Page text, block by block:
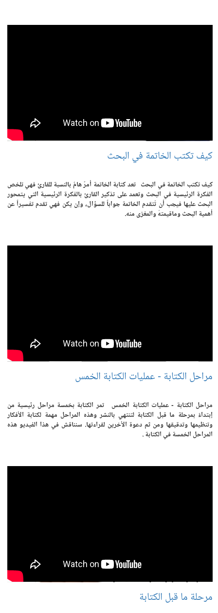
كيف تكتب الخاتمة في البحث
كيف تكتب الخاتمة في البحث تعد كتابة الخاتمة أمرٌ هامٌ بالنسبة للقارئ فهي تلخص
الفكرة الرئيسية في البحث وتعمد على تذكير القارئ بالفكرة الرئيسية التي يتمحور
البحث عليها فيجب أن تُتقدم الخاتمة جواباً للسؤال، وإن يكن فهي تقدم تفسيراً عن
أهمية البحث وماقيمتهُ والمغزى منه.
مراحل الكتابة - عمليات الكتابة الخمس
مراحل الكتابة - عمليات الكتابة الخمس تمر الكتابة بخمسة مراحل رئيسية من
إبتداءً بمرحلة ما قبل الكتابة لتنتهي بالنشر وهذه المراحل مهمة لكتابة الأفكار
وتنظيمها وتدقيقها ومن ثم دعوة الأخرين لقراءتها. سنناقش في هذا الفيديو هذه
المراحل الخمسة في الكتابة .
مرحلة ما قبل الكتابة